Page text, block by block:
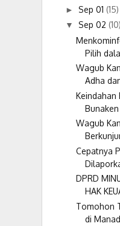
► Sep 01 (15)
▼ Sep 02 (10)
Pilih
Wagub
Adha
Keindahan
Wagub
Cepatnya
DPRD
HAK
Tomohon
di